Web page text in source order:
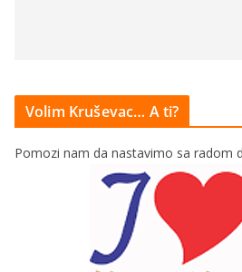
Volim Kruševac… A ti?
Pomozi nam da nastavimo sa radom